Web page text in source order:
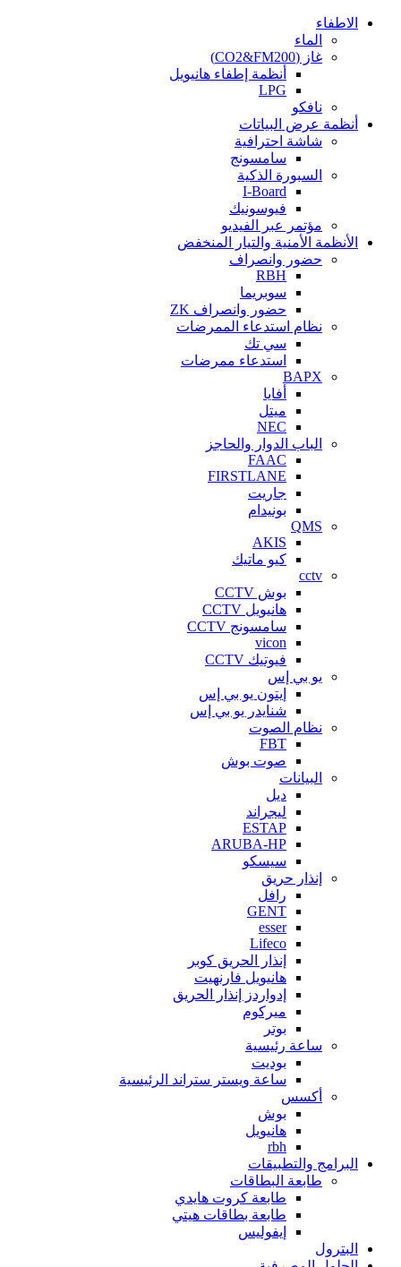
الاطفاء
الماء
غاز (CO2&FM200)
أنظمة إطفاء هانيويل
LPG
نافكو
أنظمة عرض البياتات
شاشة احترافية
سامسونج
السبورة الذكية
I-Board
فيوسونيك
مؤتمر عبر الفيديو
الأنظمة الأمنية والتيار المنخفض
حضور وانصراف
RBH
سوبريما
حضور وانصراف ZK
نظام استدعاء الممرضات
سي تك
استدعاء ممرضات
BAPX
أفايا
ميتل
NEC
الباب الدوار والحاجز
FAAC
FIRSTLANE
جاريت
بونيدام
QMS
AKIS
كيو ماتيك
cctv
بوش CCTV
هانيويل CCTV
سامسونج CCTV
vicon
فيوتيك CCTV
يو بي إس
إيتون يو بي إس
شنايدر يو بي إس
نظام الصوت
FBT
صوت بوش
البيانات
ديل
ليجراند
ESTAP
ARUBA-HP
سيسكو
إنذار حريق
رافل
GENT
esser
Lifeco
إنذار الحريق كوبر
هانيويل فارنهيت
إدواردز إنذار الحريق
ميركوم
بوتر
ساعة رئيسية
بوديت
ساعة ويستر ستراند الرئيسية
أكسس
بوش
هانيويل
rbh
البرامج والتطبيقات
طابعة البطاقات
طابعة كروت هايدي
طابعة بطاقات هيتي
إيفوليس
البترول